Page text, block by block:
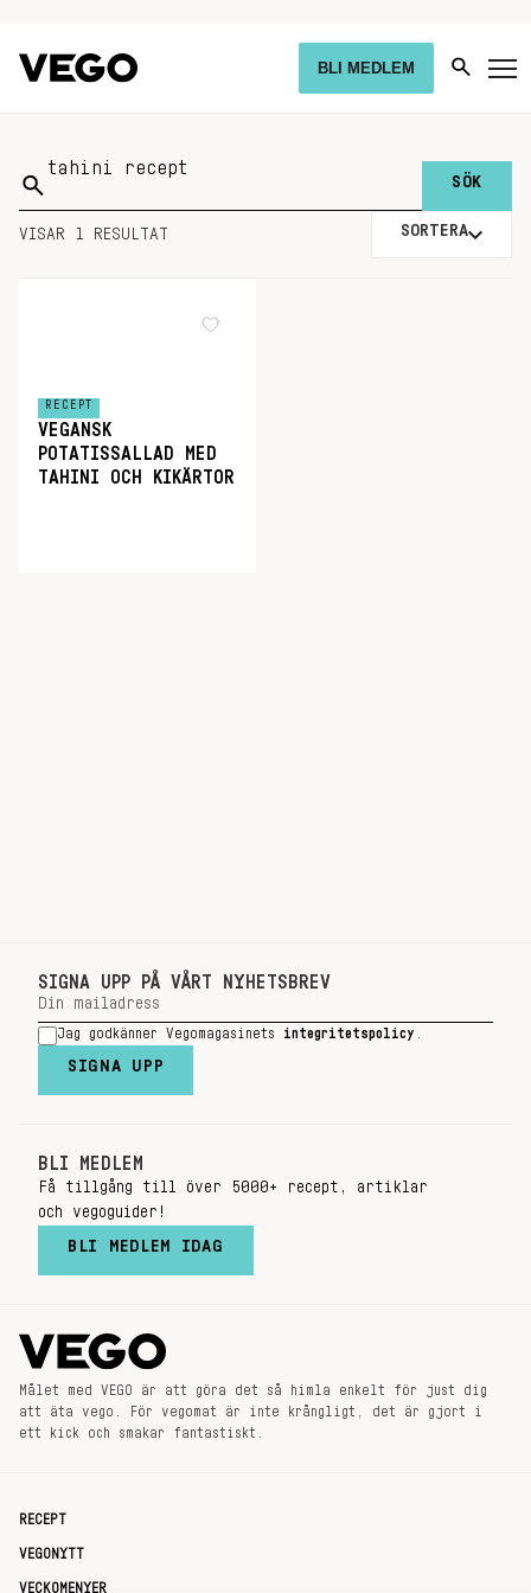
BLI MEDLEM
Sök
på:
VISAR 1 RESULTAT SORTERA
RECEPT
VEGANSK
POTATISSALLAD MED
TAHINI OCH KIKÄRTOR
SIGNA UPP PÅ VÅRT NYHETSBREV
Jag godkänner Vegomagasinets integritetspolicy
SIGNA UPP
BLI MEDLEM
Få tillgång till över 5000+ recept, artiklar
och vegoguider!
BLI MEDLEM IDAG
Målet med VEGO är att göra det så himla enkelt för just dig
att äta vego. För vegomat är inte krångligt, det är gjort i
ett kick och smakar fantastiskt.
RECEPT
VEGONYTT
VECKOMENYER